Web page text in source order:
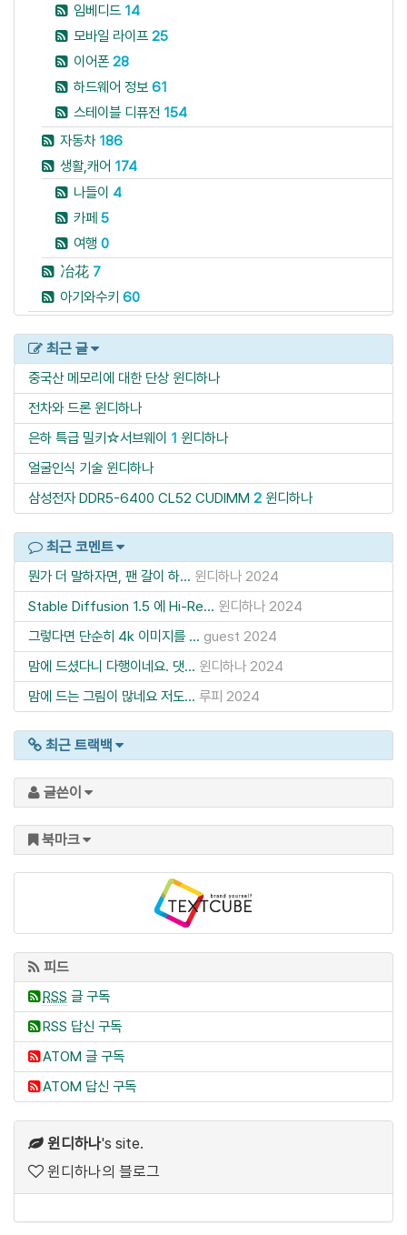
임베디드 14
모바일 라이프 25
이어폰 28
하드웨어 정보 61
스테이블 디퓨전 154
자동차 186
생활,캐어 174
나들이 4
카페 5
여행 0
冶花 7
아기와수키 60
최근 글
중국산 메모리에 대한 단상 윈디하나
전차와 드론 윈디하나
은하 특급 밀키☆서브웨이 1 윈디하나
얼굴인식 기술 윈디하나
삼성전자 DDR5-6400 CL52 CUDIMM 2 윈디하나
최근 코멘트
뭔가 더 말하자면, 팬 갈이 하... 윈디하나 2024
Stable Diffusion 1.5 에 Hi-Re... 윈디하나 2024
그렇다면 단순히 4k 이미지를 ... guest 2024
맘에 드셨다니 다행이네요. 댓... 윈디하나 2024
맘에 드는 그림이 많네요 저도... 루피 2024
최근 트랙백
글쓴이
북마크
피드
RSS 글 구독
RSS 답신 구독
ATOM 글 구독
ATOM 답신 구독
윈디하나's site.
윈디하나의 블로그